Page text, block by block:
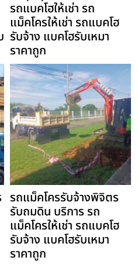
รถแบคโฮให้เช่า รถ
แม็คโครให้เช่า รถแบคโฮ
รับจ้าง แบคโฮรับเหมา
ราคาถูก
รถแม็คโครรับจ้างพิจิตร
รับถมดิน บริการ รถ
แม็คโครให้เช่า รถแบคโฮ
รับจ้าง แบคโฮรับเหมา
ราคาถูก